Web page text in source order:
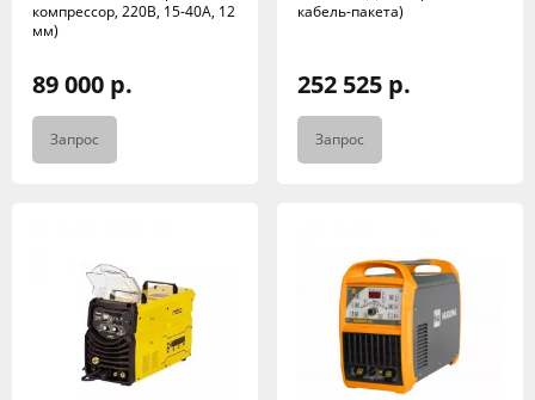
компрессор, 220В, 15-40А, 12
мм)
89 000 р.
Запрос
кабель-пакета)
252 525 р.
Запрос